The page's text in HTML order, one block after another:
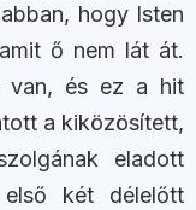
hogy Isten
ő nem lát át.
van, és ez a hit
a kiközösített,
eladott
két délelőtt